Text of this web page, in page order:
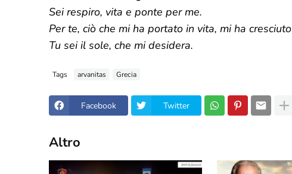
Sei respiro, vita e ponte per me.
Per te, ciò che mi ha portato in vita, mi ha cresciuto
Tu sei il sole, che mi desidera.
Tags arvanitas Grecia
Facebook Twitter
Altro